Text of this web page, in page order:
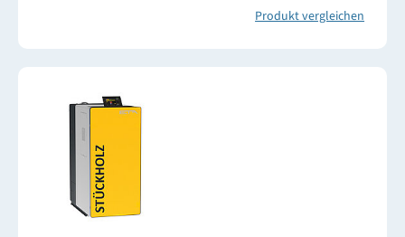
Produkt vergleichen